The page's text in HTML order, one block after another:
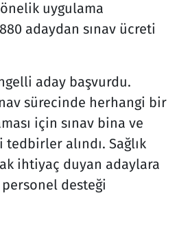
uygulama
adaydan sınav ücreti
aday başvurdu.
sürecinde herhangi bir
için sınav bina ve
alındı. Sağlık
ihtiyaç duyan adaylara
personel desteği